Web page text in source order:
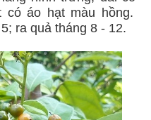
có áo hạt màu hồng.
ra quả tháng 8 - 12.